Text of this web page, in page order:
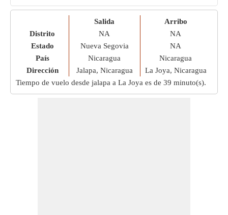
Distrito
Estado
País
Dirección
Salida
NA
Nueva Segovia
Nicaragua
Jalapa, Nicaragua
Arribo
NA
NA
Nicaragua
La Joya, Nicaragua
Tiempo de vuelo desde jalapa a La Joya es de 39 minuto(s).